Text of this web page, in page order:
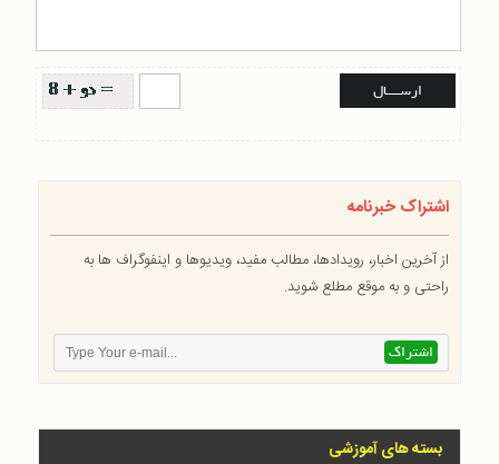
اشتراک خبرنامه
از آخرین اخبار، رویدادها، مطالب مفید، ویدیوها و اینفوگراف ها به
راحتی و به موقع مطلع شوید.
بسته های آموزشی